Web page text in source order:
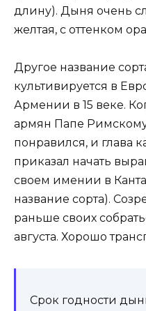
длину). Дыня очень
желтая, с оттенком
Другое название
культивируется в
Армении в 15 веке.
армян Папе
понравился, и глава
приказал начать
своем имении в
название сорта).
раньше своих
августа. Хорошо
Срок годности